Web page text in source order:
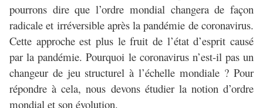
pourrons dire que l’ordre mondial changera de façon
radicale et irréversible après la pandémie de coronavirus.
Cette approche est plus le fruit de l’état d’esprit causé
par la pandémie. Pourquoi le coronavirus n’est-il pas un
changeur de jeu structurel à l’échelle mondiale ? Pour
répondre à cela, nous devons étudier la notion d’ordre
mondial et son évolution.